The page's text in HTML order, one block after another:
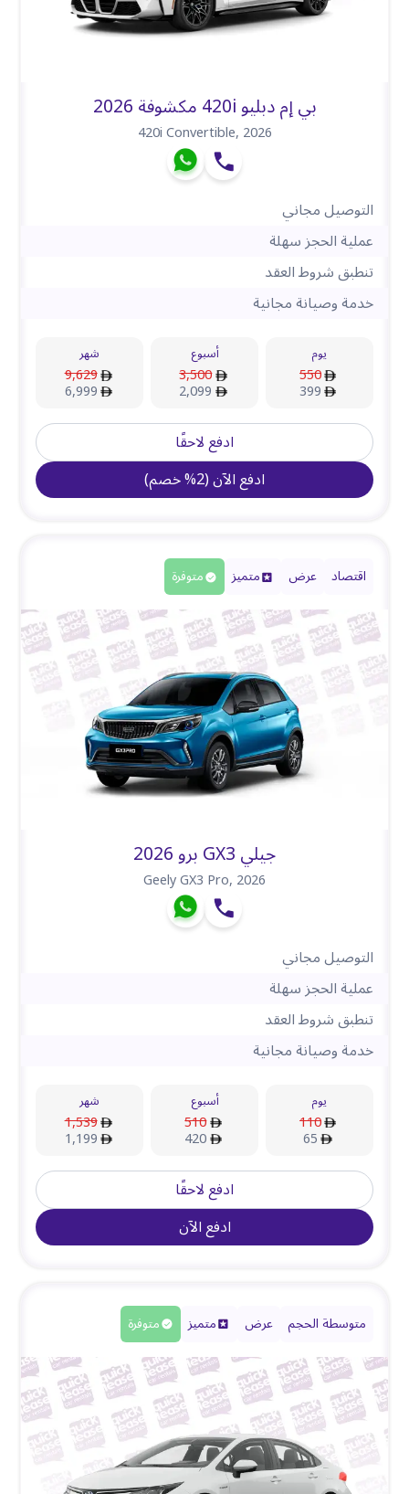
بي إم دبليو 420i مكشوفة 2026
420i Convertible,2026
التوصيل مجاني
عملية الحجز سهلة
تنطبق شروط العقد
خدمة وصيانة مجانية
يوم
550
399
أسبوع
3,500
2,099
شهر
9,629
6,999
ادفع لاحقًا
ادفع الآن(
2
%خصم)
اقتصاد عرض متميز متوفرة
جيلي GX3 برو 2026
Geely GX3 Pro,2026
التوصيل مجاني
عملية الحجز سهلة
تنطبق شروط العقد
خدمة وصيانة مجانية
يوم
110
65
أسبوع
510
420
شهر
1,539
1,199
ادفع لاحقًا
ادفع الآن
متوسطة الحجم عرض متميز متوفرة